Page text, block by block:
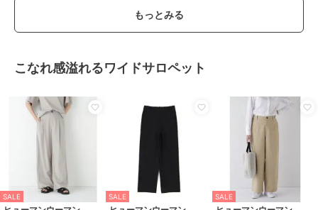
もっとみる
こなれ感溢れるワイドサロペット
SALE SALE SALE